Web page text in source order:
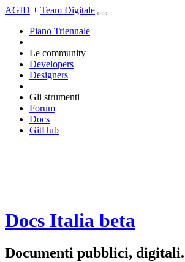
AGID + Team Digitale
Piano Triennale
Le community
Developers
Designers
Gli strumenti
Forum
Docs
GitHub
Docs Italia beta
Documenti pubblici, digitali.